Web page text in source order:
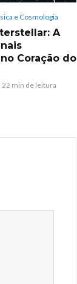
e Cosmologia
A
Coração do
22 min de leitura